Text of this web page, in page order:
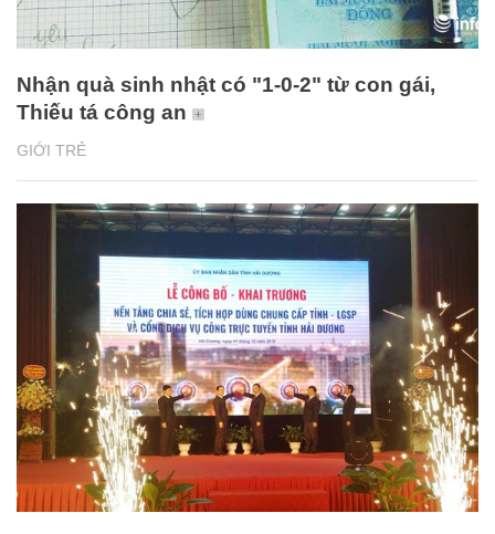
GIỚI TRẺ
Nhận quà sinh nhật có "1-0-2" từ con gái,
Thiếu tá công an